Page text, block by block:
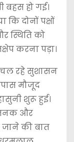
बहस हो गई।
दोनों पक्षों
को
करना पड़ा।
चल रहे सुशासन
मौजूद
शुरू हुई।
और
की बात